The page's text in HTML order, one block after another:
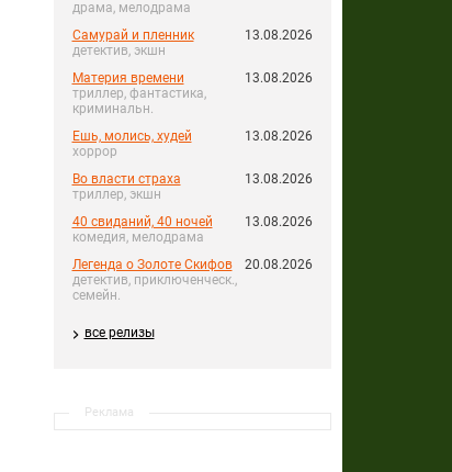
драма, мелодрама
Самурай и пленник
детектив, экшн
13.08.2026
Материя времени
триллер, фантастика,
криминальн.
13.08.2026
Ешь, молись, худей
хоррор
13.08.2026
Во власти страха
триллер, экшн
13.08.2026
40 свиданий, 40 ночей
комедия, мелодрама
13.08.2026
Легенда о Золоте Скифов
детектив, приключенческ.,
семейн.
20.08.2026
все релизы
Реклама